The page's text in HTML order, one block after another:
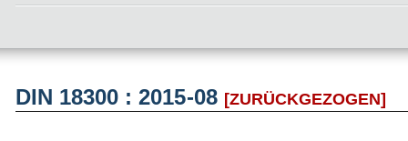
DIN 18300 : 2015-08 [ZURÜCKGEZOGEN]